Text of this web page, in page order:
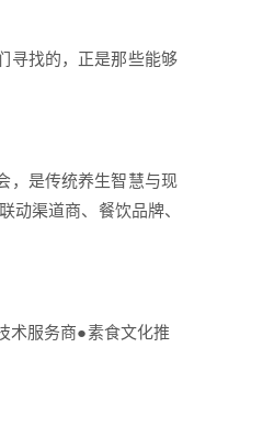
寻找的，正是那些能够
，是传统养生智慧与现
动渠道商、餐饮品牌、
术服务商●素食文化推